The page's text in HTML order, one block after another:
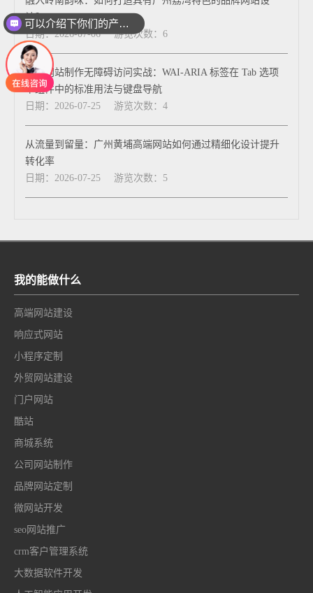
计？
日期：2026-07-06
游览次数：6
佛山网站制作无障碍访问实战：WAI-ARIA 标签在 Tab 选项
卡组件中的标准用法与键盘导航
日期：2026-07-25
游览次数：4
从流量到留量：广州黄埔高端网站如何通过精细化设计提升
转化率
日期：2026-07-25
游览次数：5
我的能做什么
高端网站建设
响应式网站
小程序定制
外贸网站建设
门户网站
酷站
商城系统
公司网站制作
品牌网站定制
微网站开发
seo网站推广
crm客户管理系统
大数据软件开发
可以介绍下你们的产品么